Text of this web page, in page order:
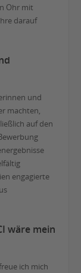
Ohr mit
darauf
und
machten,
auf den
engagierte
wäre mein
ich mich